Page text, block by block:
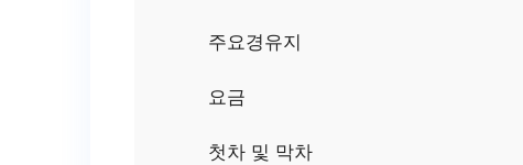
주요경유지
요금
첫차 및 막차